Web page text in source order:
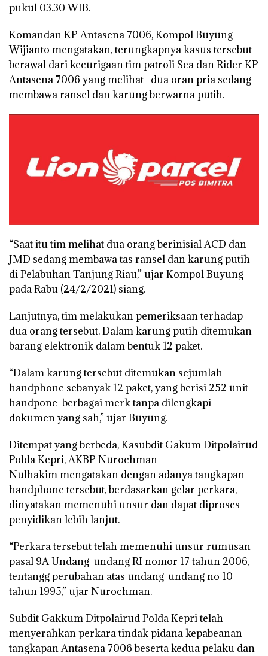
pukul 03.30 WIB.
Komandan KP Antasena 7006, Kompol Buyung
Wijianto mengatakan, terungkapnya kasus tersebut
berawal dari kecurigaan tim patroli Sea dan Rider KP
Antasena 7006 yang melihat dua oran pria sedang
membawa ransel dan karung berwarna putih.
“Saat itu tim melihat dua orang berinisial ACD dan
JMD sedang membawa tas ransel dan karung putih
di Pelabuhan Tanjung Riau,” ujar Kompol Buyung
pada Rabu (24/2/2021) siang.
Lanjutnya, tim melakukan pemeriksaan terhadap
dua orang tersebut. Dalam karung putih ditemukan
barang elektronik dalam bentuk 12 paket.
“Dalam karung tersebut ditemukan sejumlah
handphone sebanyak 12 paket, yang berisi 252 unit
handpone berbagai merk tanpa dilengkapi
dokumen yang sah,” ujar Buyung.
Ditempat yang berbeda, Kasubdit Gakum Ditpolairud
Polda Kepri, AKBP Nurochman
Nulhakim mengatakan dengan adanya tangkapan
handphone tersebut, berdasarkan gelar perkara,
dinyatakan memenuhi unsur dan dapat diproses
penyidikan lebih lanjut.
“Perkara tersebut telah memenuhi unsur rumusan
pasal 9A Undang-undang RI nomor 17 tahun 2006,
tentangg perubahan atas undang-undang no 10
tahun 1995,” ujar Nurochman.
Subdit Gakkum Ditpolairud Polda Kepri telah
menyerahkan perkara tindak pidana kepabeanan
tangkapan Antasena 7006 beserta kedua pelaku dan